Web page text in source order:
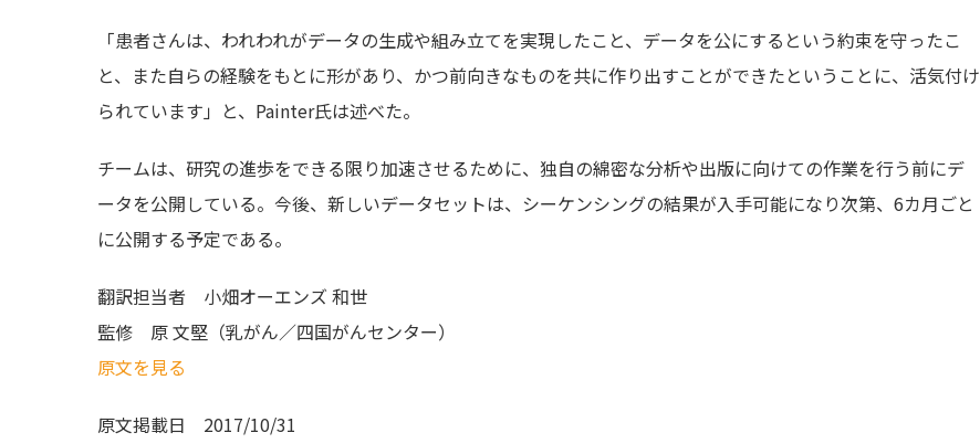
「患者さんは、われわれがデータの生成や組み立てを実現したこと、データを公にするという約束を守ったこ
と、また自らの経験をもとに形があり、かつ前向きなものを共に作り出すことができたということに、活気付け
られています」と、Painter氏は述べた。
チームは、研究の進歩をできる限り加速させるために、独自の綿密な分析や出版に向けての作業を行う前にデ
ータを公開している。今後、新しいデータセットは、シーケンシングの結果が入手可能になり次第、6カ月ごと
に公開する予定である。
翻訳担当者 小畑オーエンズ 和世
監修 原 文堅（乳がん／四国がんセンター）
原文を見る
原文掲載日 2017/10/31